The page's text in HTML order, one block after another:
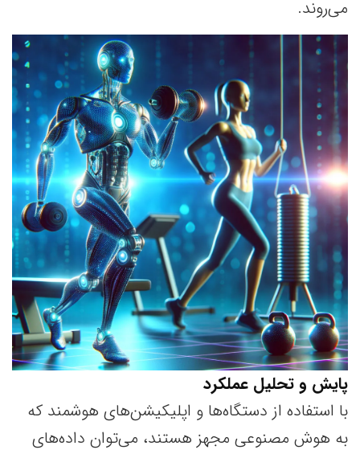
می‌روند.
پایش و تحلیل عملکرد
با استفاده از دستگاه‌ها و اپلیکیشن‌های هوشمند که
به هوش مصنوعی مجهز هستند، می‌توان داده‌های